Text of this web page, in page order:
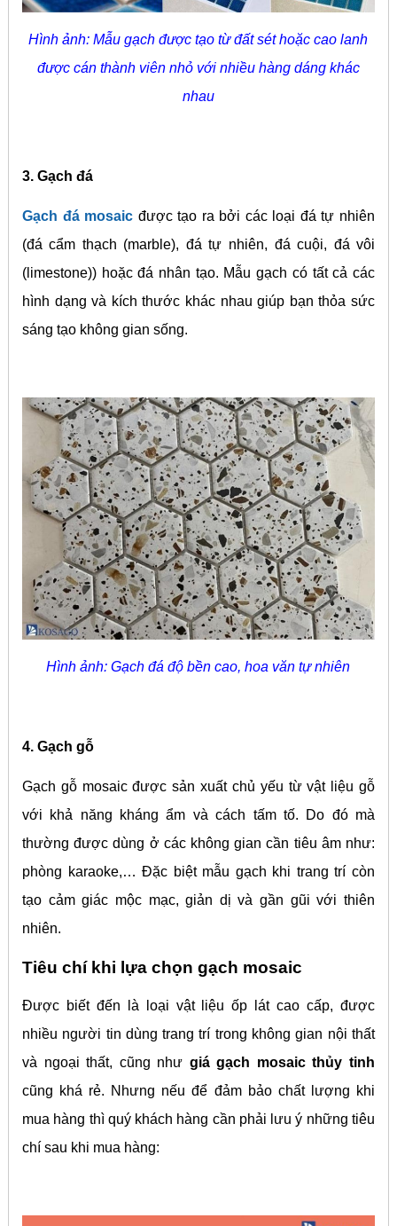
Hình ảnh: Mẫu gạch được tạo từ đất sét hoặc cao lanh
được cán thành viên nhỏ với nhiều hàng dáng khác
nhau
3. Gạch đá
Gạch đá mosaic được tạo ra bởi các loại đá tự nhiên
(đá cẩm thạch (marble), đá tự nhiên, đá cuội, đá vôi
(limestone)) hoặc đá nhân tạo. Mẫu gạch có tất cả các
hình dạng và kích thước khác nhau giúp bạn thỏa sức
sáng tạo không gian sống.
Hình ảnh: Gạch đá độ bền cao, hoa văn tự nhiên
4. Gạch gỗ
Gạch gỗ mosaic được sản xuất chủ yếu từ vật liệu gỗ
với khả năng kháng ẩm và cách tấm tố. Do đó mà
thường được dùng ở các không gian cần tiêu âm như:
phòng karaoke,… Đặc biệt mẫu gạch khi trang trí còn
tạo cảm giác mộc mạc, giản dị và gần gũi với thiên
nhiên.
Tiêu chí khi lựa chọn gạch mosaic
Được biết đến là loại vật liệu ốp lát cao cấp, được
nhiều người tin dùng trang trí trong không gian nội thất
và ngoại thất, cũng như giá gạch mosaic thủy tinh
cũng khá rẻ. Nhưng nếu để đảm bảo chất lượng khi
mua hàng thì quý khách hàng cần phải lưu ý những tiêu
chí sau khi mua hàng: